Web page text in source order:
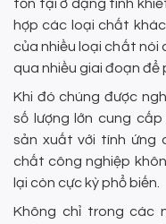
tồn tại ở dạng tinh
hợp các loại chất
của nhiều loại chất nói
qua nhiều giai đoạn
Khi đó chúng được
số lượng lớn cung
sản xuất với tính ứng
chất công nghiệp
lại còn cực kỳ phổ biến.
Không chỉ trong các